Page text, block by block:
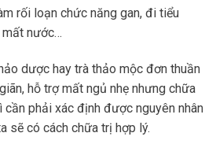
rối loạn chức năng gan, đi tiểu
mất nước…
dược hay trà thảo mộc đơn thuần
hỗ trợ mất ngủ nhẹ nhưng chữa
cần phải xác định được nguyên nhân
sẽ có cách chữa trị hợp lý.